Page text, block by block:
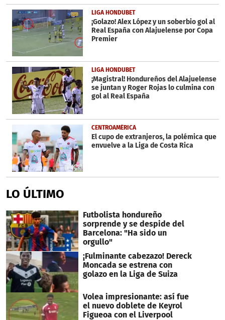
LIGA HONDUBET
¡Golazo! Alex López y un soberbio gol al
Real España con Alajuelense por Copa
Premier
LIGA HONDUBET
¡Magistral! Hondureños del Alajuelense
se juntan y Roger Rojas lo culmina con
gol al Real España
CENTROAMÉRICA
El cupo de extranjeros, la polémica que
envuelve a la Liga de Costa Rica
LO ÚLTIMO
Futbolista hondureño
sorprende y se despide del
Barcelona: "Ha sido un
orgullo"
¡Fulminante cabezazo! Dereck
Moncada se estrena con
golazo en la Liga de Suiza
Volea impresionante: así fue
el nuevo doblete de Keyrol
Figueoa con el Liverpool